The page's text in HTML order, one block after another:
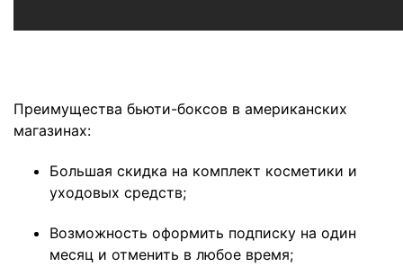
Преимущества бьюти-боксов в американских
магазинах:
Большая скидка на комплект косметики и
уходовых средств;
Возможность оформить подписку на один
месяц и отменить в любое время;